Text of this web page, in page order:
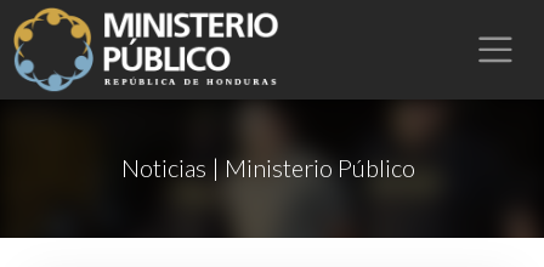
Noticias | Ministerio Público